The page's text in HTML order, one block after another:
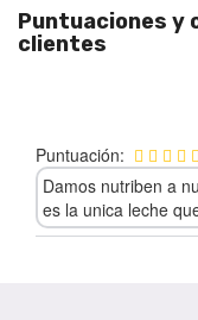
Puntuaciones y
clientes
Puntuación:
Damos nutriben a
es la unica leche